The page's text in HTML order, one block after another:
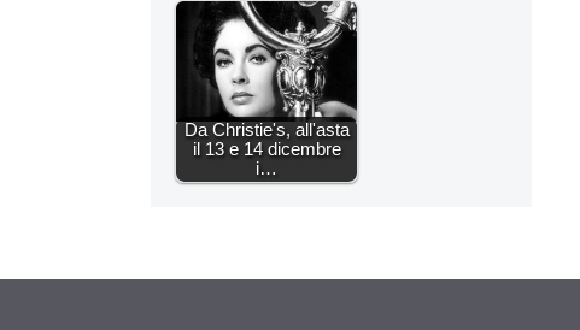
Da Christie's, all'asta
il 13 e 14 dicembre
i…